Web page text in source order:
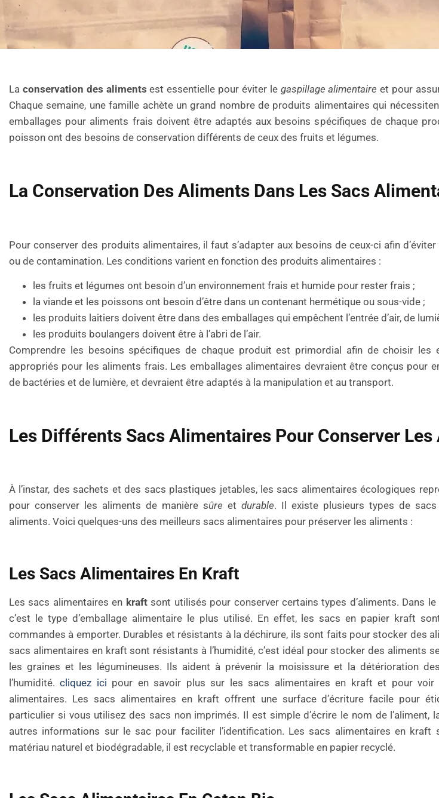
La conservation des aliments est essentielle pour éviter le gaspillage alimentaire et pour
Chaque semaine, une famille achète un grand nombre de produits alimentaires qui
emballages pour aliments frais doivent être adaptés aux besoins spécifiques de chaque
poisson ont des besoins de conservation différents de ceux des fruits et légumes.
La Conservation Des Aliments Dans Les Sacs
Pour conserver des produits alimentaires, il faut s’adapter aux besoins de ceux-ci afin
ou de contamination. Les conditions varient en fonction des produits alimentaires :
les fruits et légumes ont besoin d’un environnement frais et humide pour rester frais ;
la viande et les poissons ont besoin d’être dans un contenant hermétique ou sous-vide ;
les produits laitiers doivent être dans des emballages qui empêchent l’entrée d’air, de
les produits boulangers doivent être à l’abri de l’air.
Comprendre les besoins spécifiques de chaque produit est primordial afin de choisir les
appropriés pour les aliments frais. Les emballages alimentaires devraient être conçus pour
de bactéries et de lumière, et devraient être adaptés à la manipulation et au transport.
Les Différents Sacs Alimentaires Pour Conserver
À l’instar, des sachets et des sacs plastiques jetables, les sacs alimentaires écologiques
pour conserver les aliments de manière sûre et durable. Il existe plusieurs types de
aliments. Voici quelques-uns des meilleurs sacs alimentaires pour préserver les aliments :
Les Sacs Alimentaires En Kraft
Les sacs alimentaires en kraftsont utilisés pour conserver certains types d’aliments. Dans
c’est le type d’emballage alimentaire le plus utilisé. En effet, les sacs en papier kraft
commandes à emporter. Durables et résistants à la déchirure, ils sont faits pour stocker des
sacs alimentaires en kraft sont résistants à l’humidité, c’est idéal pour stocker des aliments
les graines et les légumineuses. Ils aident à prévenir la moisissure et la détérioration
l’humidité.cliquez ici pour en savoir plus sur les sacs alimentaires en kraft et pour voir
alimentaires. Les sacs alimentaires en kraft offrent une surface d’écriture facile pour
particulier si vous utilisez des sacs non imprimés. Il est simple d’écrire le nom de l’aliment,
autres informations sur le sac pour faciliter l’identification. Les sacs alimentaires en kraft
matériau naturel et biodégradable, il est recyclable et transformable en papier recyclé.